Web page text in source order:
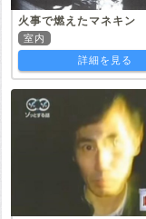
火事で燃えたマネキン
室内
詳細を見る